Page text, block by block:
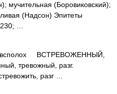
мучительная (Боровиковский);
(Надсон) Эпитеты
…
всполох ВСТРЕВОЖЕННЫЙ,
тревожный, разг.
разг …